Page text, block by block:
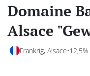
Domaine
Alsace
Frankrig, Alsace 12,5%